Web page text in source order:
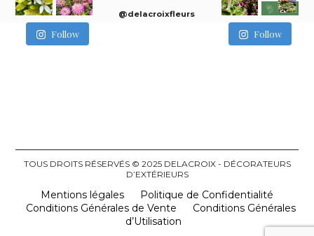
Follow
@delacroixfleurs
Follow
TOUS DROITS RÉSERVÉS © 2025 DELACROIX - DÉCORATEURS
D’EXTÉRIEURS
Mentions légales
Politique de Confidentialité
Conditions Générales de Vente
Conditions Générales
d’Utilisation